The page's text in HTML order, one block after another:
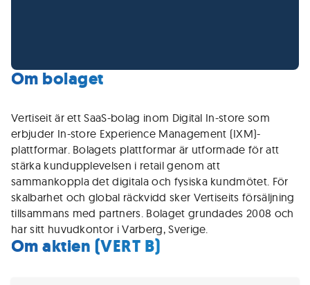
Om bolaget
Vertiseit är ett SaaS-bolag inom Digital In-store som
erbjuder In-store Experience Management (IXM)-
plattformar. Bolagets plattformar är utformade för att
stärka kundupplevelsen i retail genom att
sammankoppla det digitala och fysiska kundmötet. För
skalbarhet och global räckvidd sker Vertiseits försäljning
tillsammans med partners. Bolaget grundades 2008 och
har sitt huvudkontor i Varberg, Sverige.
Om aktien (VERT B)